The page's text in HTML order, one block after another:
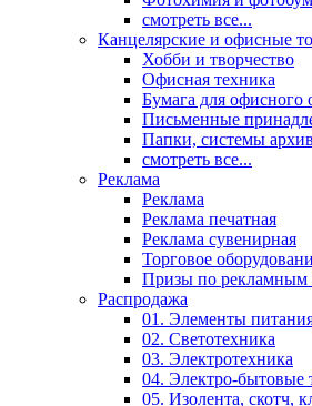
смотреть все...
Канцелярские и офисные
Хобби и творчество
Офисная техника
Бумага для офисного
Письменные
Папки, системы
смотреть все...
Реклама
Реклама
Реклама печатная
Реклама сувенирная
Торговое
Призы по рекламным
Распродажа
01. Элементы
02. Светотехника
03. Электротехника
04. Электро-бытовые
05. Изолента, скотч,